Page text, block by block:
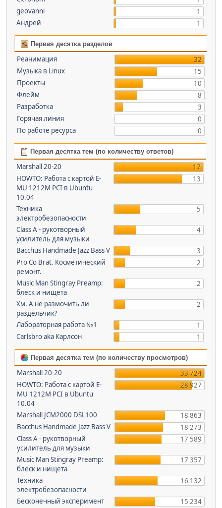
geovanni
1
Андрей
1
Первая десятка разделов
Реанимация
32
Музыка в Linux
15
Проекты
10
Флейм
8
Разработка
3
Горячая линия
0
По работе ресурса
0
Первая десятка тем (по количеству ответов)
Marshall 20-20
17
HOWTO: Работа с картой E-
MU 1212M PCI в Ubuntu
10.04
13
Техника
электробезопасности
5
Class A - рукотворный
усилитель для музыки
4
Bacchus Handmade Jazz Bass V
3
Pro Co Brat. Косметический
ремонт.
2
Music Man Stingray Preamp:
блеск и нищета
2
Хм. А не размочить ли
раздельчик?
2
Лабораторная работа №1
1
Carlsbro aka Карлсон
1
Первая десятка тем (по количеству просмотров)
Marshall 20-20
33 724
HOWTO: Работа с картой E-
MU 1212M PCI в Ubuntu
10.04
28 927
Marshall JCM2000 DSL100
18 863
Bacchus Handmade Jazz Bass V
18 273
Class A - рукотворный
усилитель для музыки
17 589
Music Man Stingray Preamp:
блеск и нищета
17 357
Техника
электробезопасности
16 132
Бесконечный эксперимент
15 234